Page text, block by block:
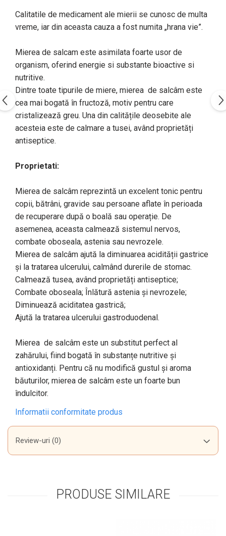
Calitatile de medicament ale mierii se cunosc de multa
vreme, iar din aceasta cauza a fost numita „hrana vie”.
Mierea de salcam este asimilata foarte usor de
organism, oferind energie si substante bioactive si
nutritive.
Dintre toate tipurile de miere, mierea de salcâm este
cea mai bogată în fructoză, motiv pentru care
cristalizează greu. Una din calitățile deosebite ale
acesteia este de calmare a tusei, având proprietăți
antiseptice.
Proprietati:
Mierea de salcâm reprezintă un excelent tonic pentru
copii, bătrâni, gravide sau persoane aflate în perioada
de recuperare după o boală sau operație. De
asemenea, aceasta calmează sistemul nervos,
combate oboseala, astenia sau nevrozele.
Mierea de salcâm ajută la diminuarea acidității gastrice
și la tratarea ulcerului, calmând durerile de stomac.
Calmează tusea, având proprietăți antiseptice;
Combate oboseala; Înlătură astenia și nevrozele;
Diminuează aciditatea gastrică;
Ajută la tratarea ulcerului gastroduodenal.
Mierea de salcâm este un substitut perfect al
zahărului, fiind bogată în substanțe nutritive și
antioxidanți. Pentru că nu modifică gustul și aroma
băuturilor, mierea de salcâm este un foarte bun
îndulcitor.
Informatii conformitate produs
Review-uri (0)
PRODUSE SIMILARE